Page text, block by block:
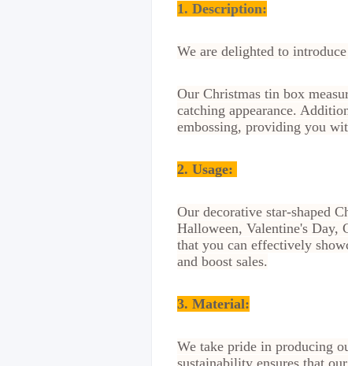
1. Description:
We are delighted to
Our Christmas tin box
catching appearance.
embossing, providing you
2. Usage:
Our decorative star-shaped
Halloween, Valentine's Day,
that you can effectively
and boost sales.
3. Material:
We take pride in producing
sustainability ensures that